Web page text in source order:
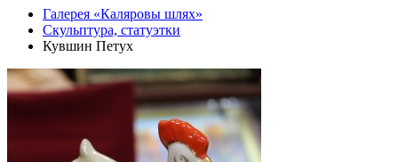
Галерея «Каляровы шлях»
Скульптура, статуэтки
Кувшин Петух